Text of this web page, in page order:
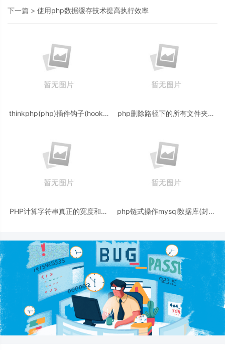
下一篇 > 使用php数据缓存技术提高执行效率
thinkphp(php)插件钩子(hooks)
php删除路径下的所有文件夹和
PHP计算字符串真正的宽度和高
php链式操作mysql数据库(封装